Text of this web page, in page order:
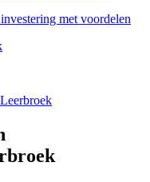
met voordelen